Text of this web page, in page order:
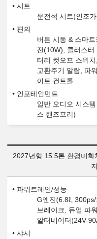
시트
운전석 시트(인조
편의
버튼 시동 & 스마
전(10W), 클러스터
터리 컷오프 스위
교환주기 알람, 파
이트 컨트롤
인포테인먼트
일반 오디오 시스
스 핸즈프리)
2027년형 15.5톤 환경미화
파워트레인/성능
G엔진(6.8ℓ,
브레이크, 듀얼 파
알터네이터(24V-
샤시